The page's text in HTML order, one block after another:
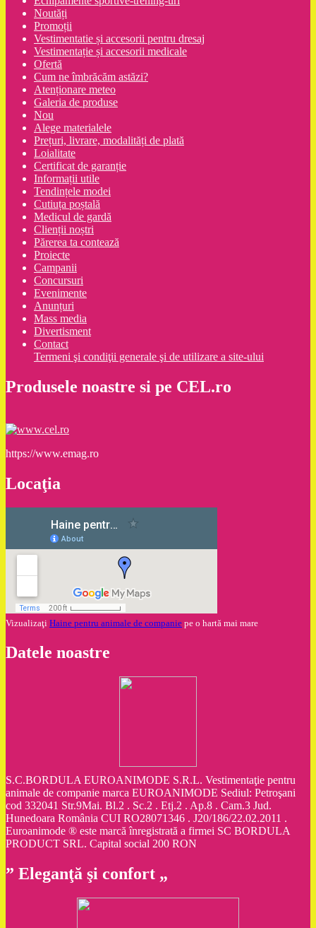
Noutăți
Promoții
Vestimentatie și accesorii pentru dresaj
Vestimentație și accesorii medicale
Ofertă
Cum ne îmbrăcăm astăzi?
Atenționare meteo
Galeria de produse
Nou
Alege materialele
Prețuri, livrare, modalități de plată
Loialitate
Certificat de garanție
Informații utile
Tendințele modei
Cutiuța poștală
Medicul de gardă
Clienții noștri
Părerea ta contează
Proiecte
Campanii
Concursuri
Evenimente
Anunțuri
Mass media
Divertisment
Contact
Termeni şi condiţii generale şi de utilizare a site-ului
Produsele noastre si pe CEL.ro
https://www.emag.ro
Locaţia
Vizualizaţi Haine pentru animale de companie pe o hartă mai mare
Datele noastre
S.C.BORDULA EUROANIMODE S.R.L. Vestimentaţie pentru
animale de companie marca EUROANIMODE Sediul: Petroşani
cod 332041 Str.9Mai. Bl.2 . Sc.2 . Etj.2 . Ap.8 . Cam.3 Jud.
Hunedoara România CUI RO28071346 . J20/186/22.02.2011 .
Euroanimode ® este marcă înregistrată a firmei SC BORDULA
PRODUCT SRL. Capital social 200 RON
” Eleganţă şi confort „